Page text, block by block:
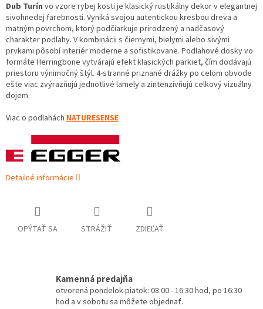
Dub Turín vo vzore rybej kosti je klasický rustikálny dekor v elegantnej
sivohnedej farebnosti. Vyniká svojou autentickou kresbou dreva a
matným povrchom, ktorý podčiarkuje prirodzený a nadčasový
charakter podlahy. V kombinácii s čiernymi, bielymi alebo sivými
prvkami pôsobí interiér moderne a sofistikovane. Podlahové dosky vo
formáte Herringbone vytvárajú efekt klasických parkiet, čím dodávajú
priestoru výnimočný štýl. 4-stranné priznané drážky po celom obvode
ešte viac zvýrazňujú jednotlivé lamely a zintenzívňujú celkový vizuálny
dojem.
Viac o podlahách NATURESENSE
Detailné informácie
OPÝTAŤ SA STRÁŽIŤ ZDIEĽAŤ
Kamenná predajňa
otvorená pondelok-piatok: 08:00 - 16:30 hod, po 16:30
hod a v sobotu sa môžete objednať.